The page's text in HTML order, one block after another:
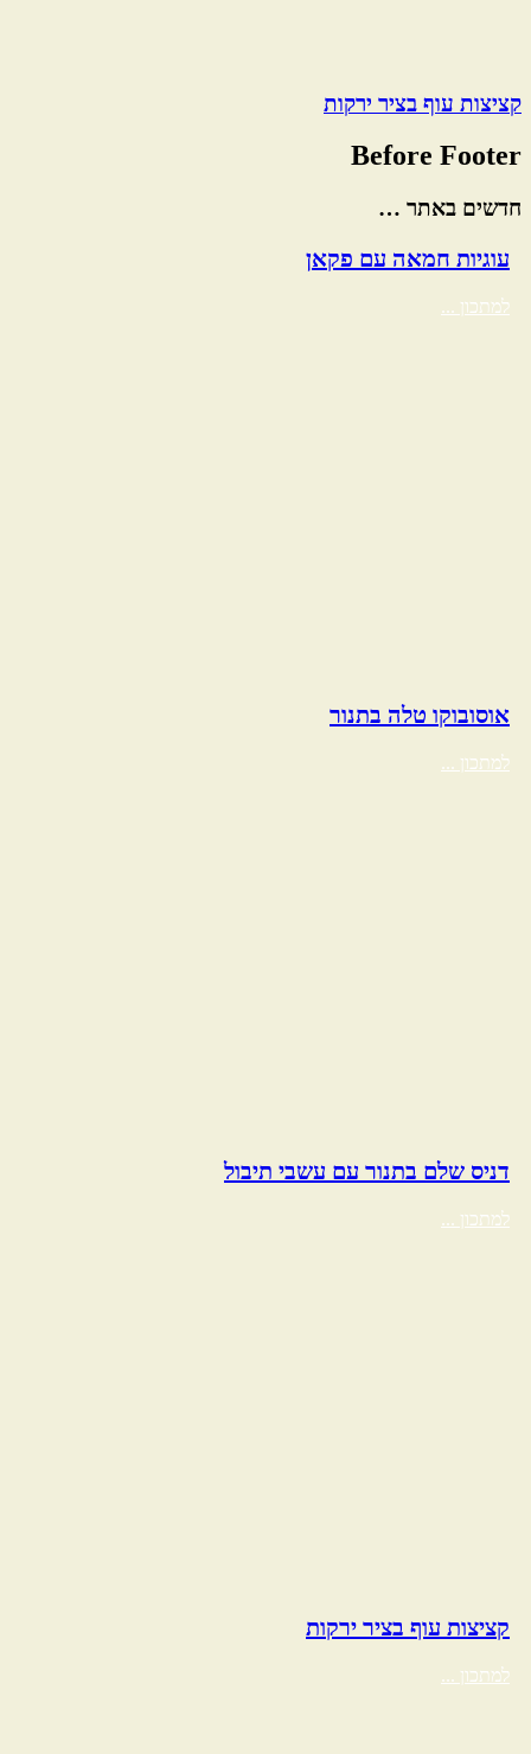
קציצות עוף בציר ירקות
Before Footer
חדשים באתר …
עוגיות חמאה עם פקאן
למתכון ...
אוסובוקו טלה בתנור
למתכון ...
דניס שלם בתנור עם עשבי תיבול
למתכון ...
קציצות עוף בציר ירקות
למתכון ...